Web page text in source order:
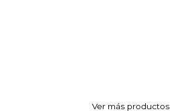
Ver más productos